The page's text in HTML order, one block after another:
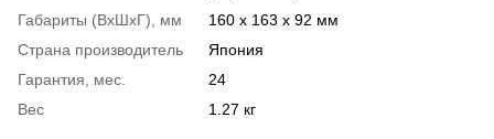
Габариты (ВхШхГ), мм
160 x 163 x 92 мм
Страна производитель
Япония
Гарантия, мес.
24
Вес
1.27 кг